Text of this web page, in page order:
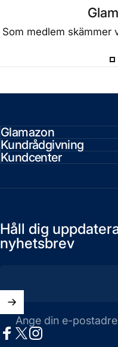
Som medlem skämmer
Glamazon
Kundrådgivning
Kundcenter
Håll dig
nyhetsbrev
Ange din e-